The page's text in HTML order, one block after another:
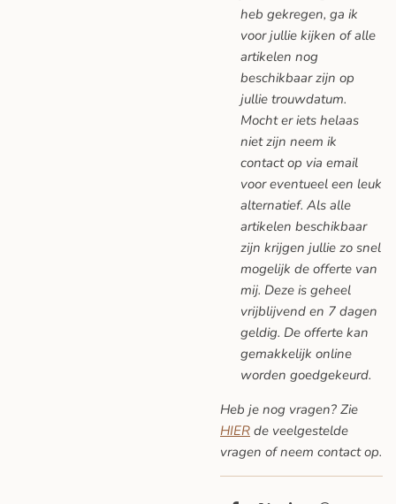
heb gekregen, ga ik
voor jullie kijken of alle
artikelen nog
beschikbaar zijn op
jullie trouwdatum.
Mocht er iets helaas
niet zijn neem ik
contact op via email
voor eventueel een leuk
alternatief. Als alle
artikelen beschikbaar
zijn krijgen jullie zo snel
mogelijk de offerte van
mij. Deze is geheel
vrijblijvend en 7 dagen
geldig. De offerte kan
gemakkelijk online
worden goedgekeurd.
Heb je nog vragen? Zie
HIER de veelgestelde
vragen of neem contact op.